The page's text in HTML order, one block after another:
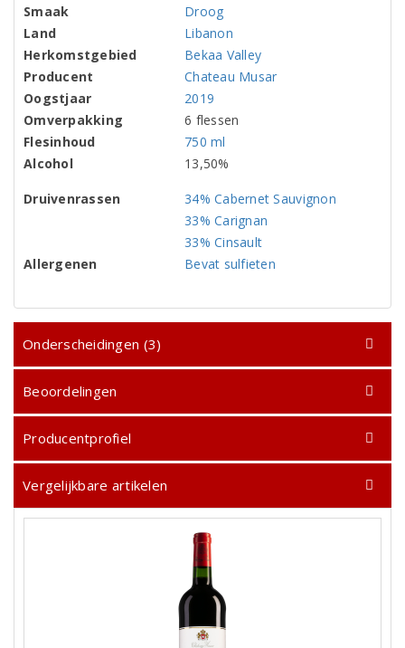
Smaak
Droog
Land
Libanon
Herkomstgebied
Bekaa Valley
Producent
Chateau Musar
Oogstjaar
2019
Omverpakking
6 flessen
Flesinhoud
750 ml
Alcohol
13,50%
Druivenrassen
34% Cabernet Sauvignon
33% Carignan
33% Cinsault
Allergenen
Bevat sulfieten
Onderscheidingen (3)
Beoordelingen
Producentprofiel
Vergelijkbare artikelen